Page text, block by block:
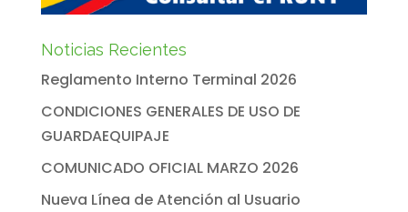
Noticias Recientes
Reglamento Interno Terminal 2026
CONDICIONES GENERALES DE USO DE
GUARDAEQUIPAJE
COMUNICADO OFICIAL MARZO 2026
Nueva Línea de Atención al Usuario